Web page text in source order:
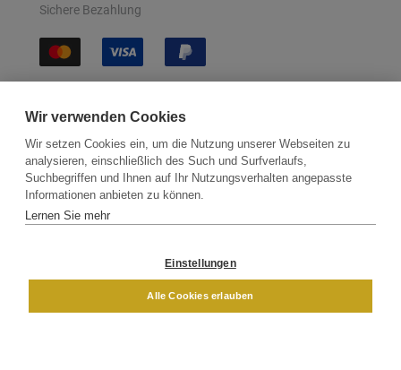
Sichere Bezahlung
Kontakt Newsletter Partner
Versand
DAMEN
Wir verwenden Cookies
Wir setzen Cookies ein, um die Nutzung unserer Webseiten zu
analysieren, einschließlich des Such und Surfverlaufs,
Suchbegriffen und Ihnen auf Ihr Nutzungsverhalten angepasste
Informationen anbieten zu können.
Lernen Sie mehr
Einstellungen
Alle Cookies erlauben